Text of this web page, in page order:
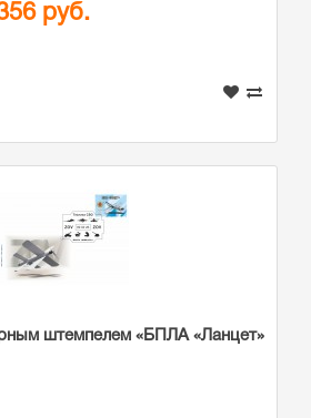
руб.
штемпелем «БПЛА «Ланцет»